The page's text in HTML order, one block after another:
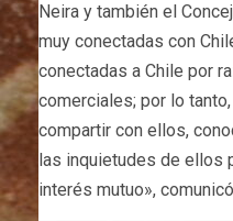
Neira y también el
muy conectadas con
conectadas a Chile por
comerciales; por lo
compartir con ellos,
las inquietudes de ellos
interés mutuo»,